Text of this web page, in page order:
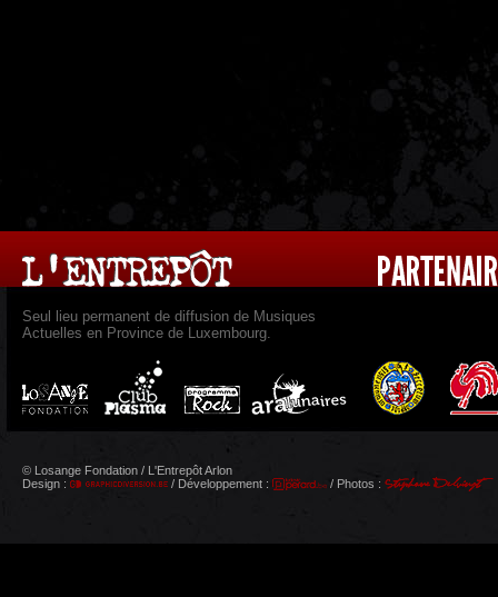
Seul lieu permanent de diffusion de Musiques
Actuelles en Province de Luxembourg.
© Losange Fondation / L'Entrepôt Arlon
Design :
/ Développement : / Photos :